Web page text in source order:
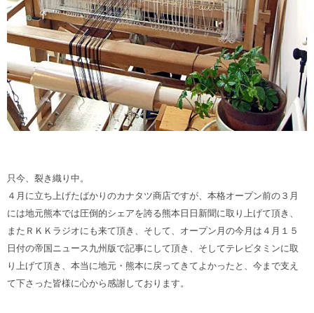
只今、裂き織り中。
４月に立ち上げたばかりのカナタツ商店ですが、本格オープン前の３月
には地元熊本では圧倒的シェアを誇る熊本日日新聞に取り上げて頂き、
またＲＫＫラジオにも来て頂き、そして、オープン月の今月は４月１５
日付の帝国ニュース九州版で記事にして頂き、そしてテレビタミンに取
り上げて頂き、本当に地元・熊本に戻ってきてよかったと、今まで支え
て下さった皆様に心から感謝しております。